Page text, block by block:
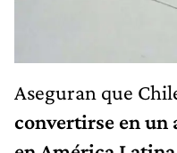
Aseguran que
convertirse en un